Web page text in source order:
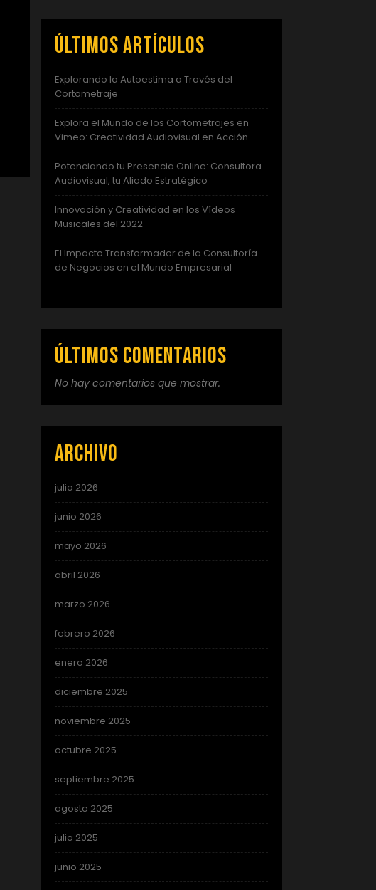
Últimos artículos
Explorando la Autoestima a Través del
Cortometraje
Explora el Mundo de los Cortometrajes en
Vimeo: Creatividad Audiovisual en Acción
Potenciando tu Presencia Online: Consultora
Audiovisual, tu Aliado Estratégico
Innovación y Creatividad en los Vídeos
Musicales del 2022
El Impacto Transformador de la Consultoría
de Negocios en el Mundo Empresarial
Últimos comentarios
No hay comentarios que mostrar.
Archivo
julio 2026
junio 2026
mayo 2026
abril 2026
marzo 2026
febrero 2026
enero 2026
diciembre 2025
noviembre 2025
octubre 2025
septiembre 2025
agosto 2025
julio 2025
junio 2025